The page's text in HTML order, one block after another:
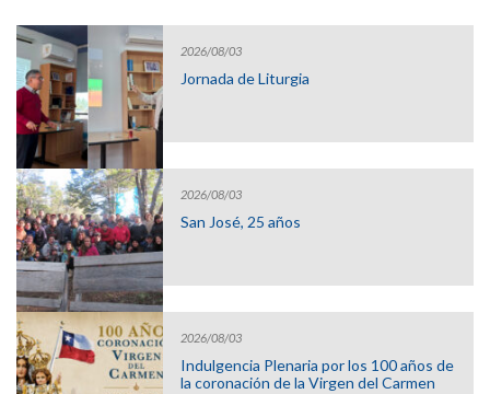
2026/08/03
Jornada de Liturgia
2026/08/03
San José, 25 años
2026/08/03
Indulgencia Plenaria por los 100 años de
la coronación de la Virgen del Carmen